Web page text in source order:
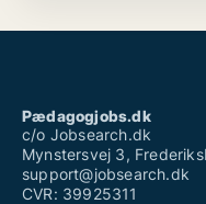
Pædagogjobs.dk
c/o Jobsearch.dk
Mynstersvej 3,
support@jobsearch.dk
CVR: 39925311